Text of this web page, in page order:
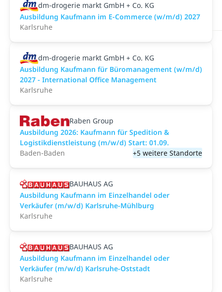
dm-drogerie markt GmbH + Co. KG
Ausbildung Kaufmann im E-Commerce (w/m/d) 2027
Karlsruhe
dm-drogerie markt GmbH + Co. KG
Ausbildung Kaufmann für Büromanagement (w/m/d)
2027 - International Office Management
Karlsruhe
Raben Group
Ausbildung 2026: Kaufmann für Spedition &
Logistikdienstleistung (m/w/d) Start: 01.09.​
Baden-Baden
+5 weitere Standorte
BAUHAUS AG
Ausbildung Kaufmann im Einzelhandel oder
Verkäufer (m/w/d) Karlsruhe-Mühlburg
Karlsruhe
BAUHAUS AG
Ausbildung Kaufmann im Einzelhandel oder
Verkäufer (m/w/d) Karlsruhe-Oststadt
Karlsruhe